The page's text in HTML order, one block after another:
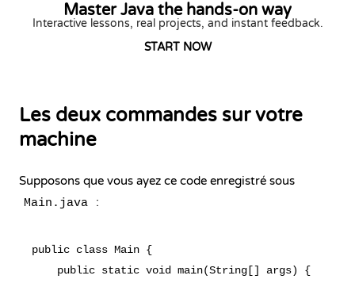
Master Java the hands-on way
Interactive lessons, real projects, and instant feedback.
START NOW
Les deux commandes sur votre
machine
Supposons que vous ayez ce code enregistré sous
Main.java :
public class Main {
    public static void main(String[] args) {